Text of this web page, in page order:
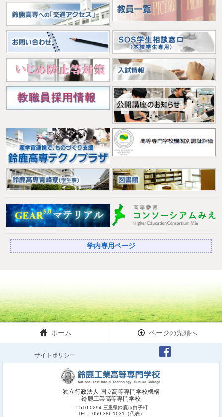
学内専用ページ
ホーム ページの先頭へ
サイトポリシー
独立行政法人 国立高等専門学校機構
鈴鹿工業高等専門学校
〒510-0294 三重県鈴鹿市白子町
TEL：059-386-1031（代表）